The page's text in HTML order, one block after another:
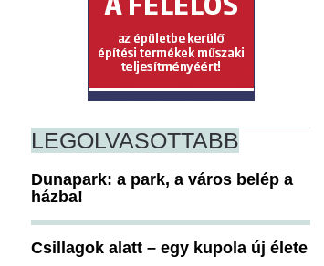
LEGOLVASOTTABB
Dunapark: a park, a város belép a
házba!
Csillagok alatt – egy kupola új élete